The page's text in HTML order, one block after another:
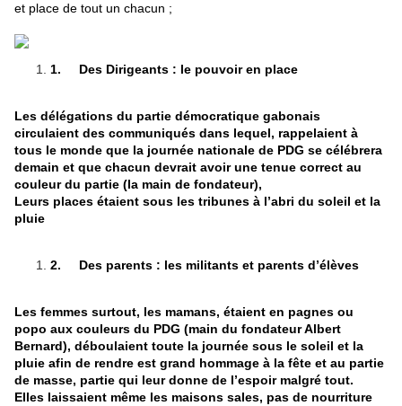
et place de tout un chacun ;
1. Des Dirigeants : le pouvoir en place
Les délégations du partie démocratique gabonais
circulaient des communiqués dans lequel, rappelaient à
tous le monde que la journée nationale de PDG se célébrera
demain et que chacun devrait avoir une tenue correct au
couleur du partie (la main de fondateur),
Leurs places étaient sous les tribunes à l’abri du soleil et la
pluie
2. Des parents : les militants et parents d’élèves
Les femmes surtout, les mamans, étaient en pagnes ou
popo aux couleurs du PDG (main du fondateur Albert
Bernard), déboulaient toute la journée sous le soleil et la
pluie afin de rendre est grand hommage à la fête et au partie
de masse, partie qui leur donne de l’espoir malgré tout.
Elles laissaient même les maisons sales, pas de nourriture